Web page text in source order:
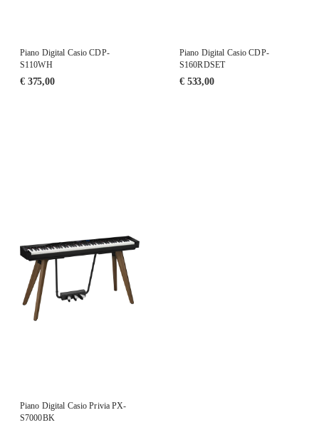
Piano Digital Casio CDP-
S110WH
€375,00
Piano Digital Casio CDP-
S160RDSET
€533,00
Piano Digital Casio Privia PX-
S7000BK